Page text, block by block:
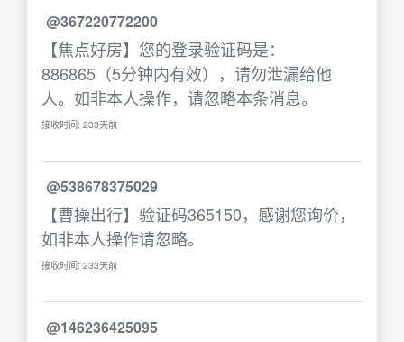
@367220772200
【焦点好房】您的登录验证码是：
886865（5分钟内有效），请勿泄漏给他
人。如非本人操作，请忽略本条消息。
接收时间: 233天前
@538678375029
【曹操出行】验证码365150，感谢您询价，
如非本人操作请忽略。
接收时间: 233天前
@146236425095